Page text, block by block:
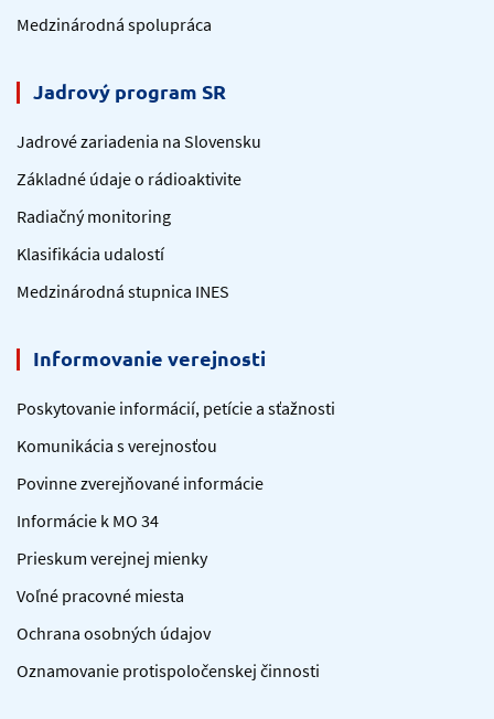
Medzinárodná spolupráca
Jadrový program SR
Jadrové zariadenia na Slovensku
Základné údaje o rádioaktivite
Radiačný monitoring
Klasifikácia udalostí
Medzinárodná stupnica INES
Informovanie verejnosti
Poskytovanie informácií, petície a sťažnosti
Komunikácia s verejnosťou
Povinne zverejňované informácie
Informácie k MO 34
Prieskum verejnej mienky
Voľné pracovné miesta
Ochrana osobných údajov
Oznamovanie protispoločenskej činnosti